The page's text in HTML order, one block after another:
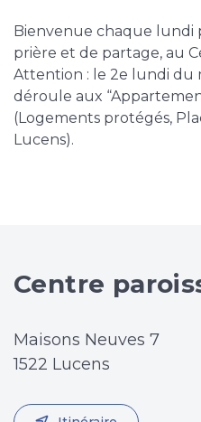
Bienvenue chaque
prière et de partage, au
Attention : le 2e lundi du
déroule aux
(Logements protégés,
Lucens).
Centre
Maisons Neuves 7
1522 Lucens